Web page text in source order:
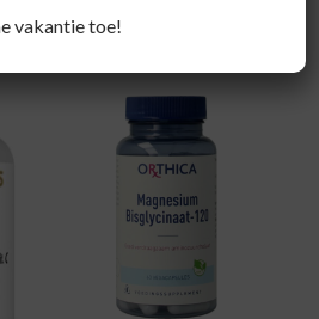
producten
vakantie toe!